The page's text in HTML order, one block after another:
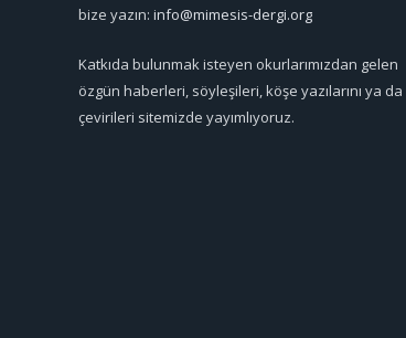
bize yazın: info@mimesis-dergi.org
Katkıda bulunmak isteyen okurlarımızdan gelen
özgün haberleri, söyleşileri, köşe yazılarını ya da
çevirileri sitemizde yayımlıyoruz.